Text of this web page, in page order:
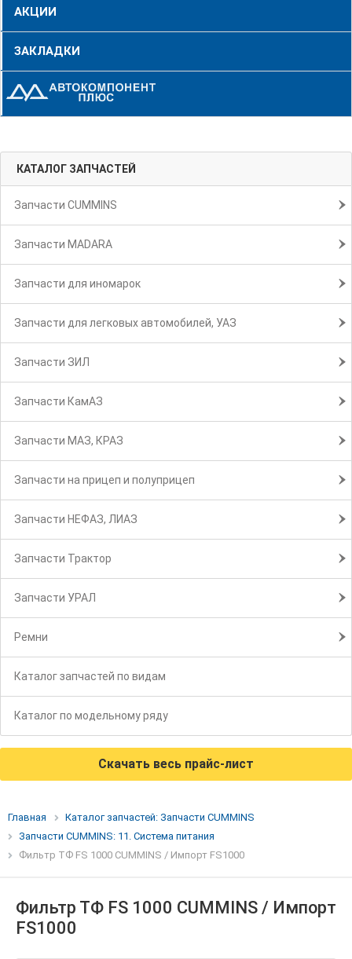
АКЦИИ
ЗАКЛАДКИ
КАТАЛОГ ЗАПЧАСТЕЙ
Запчасти CUMMINS
Запчасти MADARA
Запчасти для иномарок
Запчасти для легковых автомобилей, УАЗ
Запчасти ЗИЛ
Запчасти КамАЗ
Запчасти МАЗ, КРАЗ
Запчасти на прицеп и полуприцеп
Запчасти НЕФАЗ, ЛИАЗ
Запчасти Трактор
Запчасти УРАЛ
Ремни
Каталог запчастей по видам
Каталог по модельному ряду
Скачать весь прайс-лист
Главная
Каталог запчастей: Запчасти CUMMINS
Запчасти CUMMINS: 11. Система питания
Фильтр ТФ FS 1000 CUMMINS / Импорт FS1000
Фильтр ТФ FS 1000 CUMMINS / Импорт
FS1000